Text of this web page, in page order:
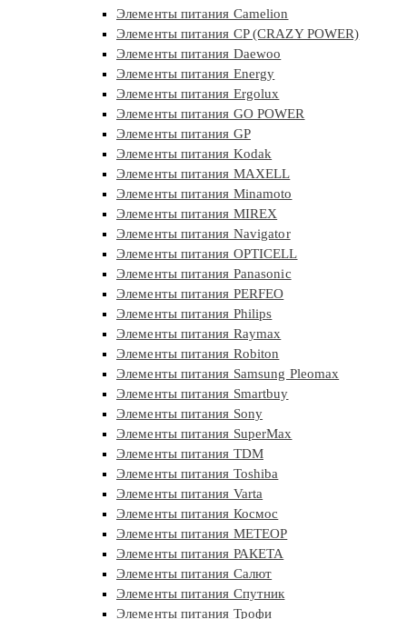
Элементы питания Camelion
Элементы питания CP (CRAZY POWER)
Элементы питания Daewoo
Элементы питания Energy
Элементы питания Ergolux
Элементы питания GO POWER
Элементы питания GP
Элементы питания Kodak
Элементы питания MAXELL
Элементы питания Minamoto
Элементы питания MIREX
Элементы питания Navigator
Элементы питания OPTICELL
Элементы питания Panasonic
Элементы питания PERFEO
Элементы питания Philips
Элементы питания Raymax
Элементы питания Robiton
Элементы питания Samsung Pleomax
Элементы питания Smartbuy
Элементы питания Sony
Элементы питания SuperMax
Элементы питания TDM
Элементы питания Toshiba
Элементы питания Varta
Элементы питания Космос
Элементы питания МЕТЕОР
Элементы питания РАКЕТА
Элементы питания Салют
Элементы питания Спутник
Элементы питания Трофи